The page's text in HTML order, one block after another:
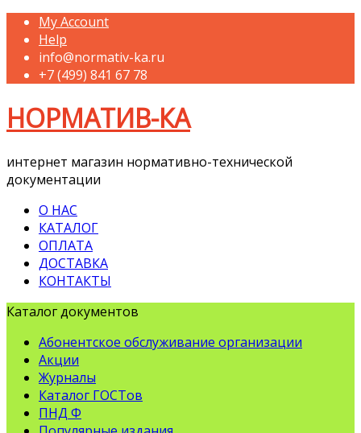
My Account
Help
info@normativ-ka.ru
+7 (499) 841 67 78
НОРМАТИВ-КА
интернет магазин нормативно-технической
документации
О НАС
КАТАЛОГ
ОПЛАТА
ДОСТАВКА
КОНТАКТЫ
Каталог документов
Абонентское обслуживание организации
Акции
Журналы
Каталог ГОСТов
ПНД Ф